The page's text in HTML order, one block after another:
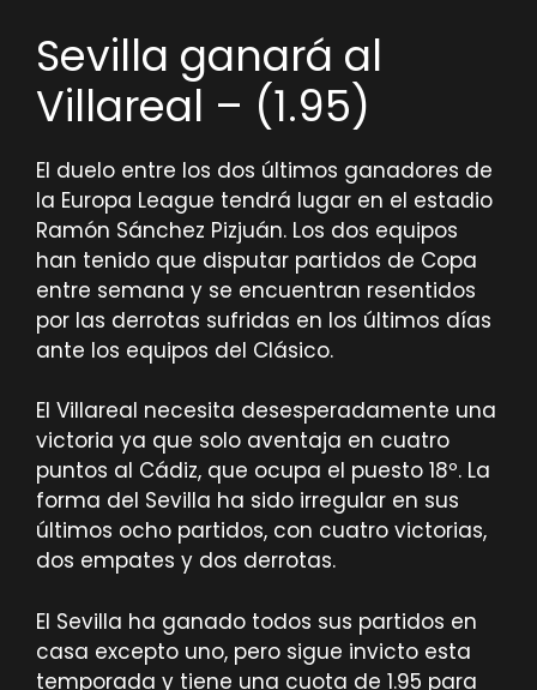
Sevilla ganará al
Villareal – (1.95)
El duelo entre los dos últimos ganadores de
la Europa League tendrá lugar en el estadio
Ramón Sánchez Pizjuán. Los dos equipos
han tenido que disputar partidos de Copa
entre semana y se encuentran resentidos
por las derrotas sufridas en los últimos días
ante los equipos del Clásico.
El Villareal necesita desesperadamente una
victoria ya que solo aventaja en cuatro
puntos al Cádiz, que ocupa el puesto 18º. La
forma del Sevilla ha sido irregular en sus
últimos ocho partidos, con cuatro victorias,
dos empates y dos derrotas.
El Sevilla ha ganado todos sus partidos en
casa excepto uno, pero sigue invicto esta
temporada y tiene una cuota de 1.95 para